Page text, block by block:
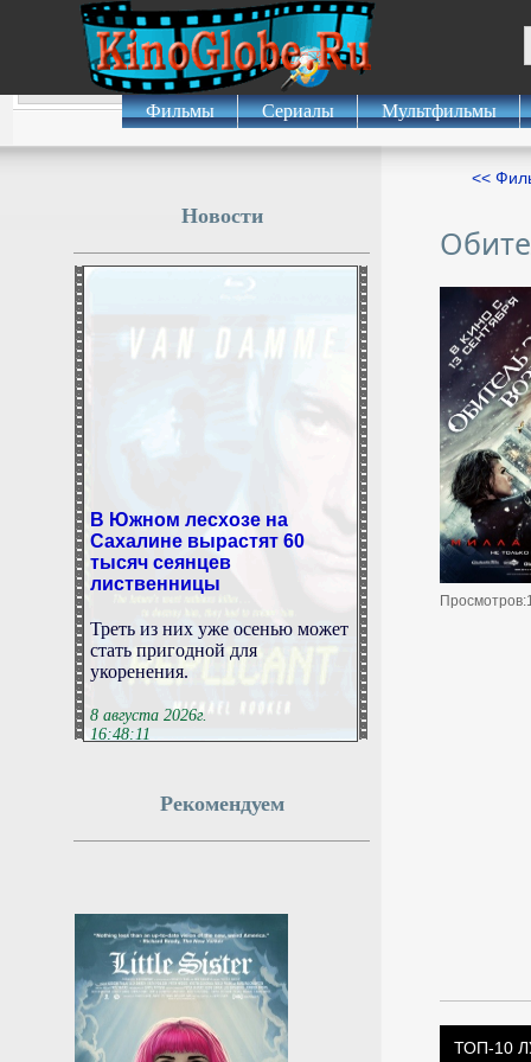
Фильмы Сериалы Мультфильмы
<<
Новости
В Южном лесхозе на
Сахалине вырастят 60
тысяч сеянцев
лиственницы
стать пригодной для
укоренения.
8 августа 2026г.
16:48:11
Зеленским поддержал
Вучич во время встречи с
Владимиром Зеленским
публично выступил за
территориальную целостность
Украины. Также он заверил
Киев в поддержке в вопросе
вступления в Евросоюз,
Рекомендуем